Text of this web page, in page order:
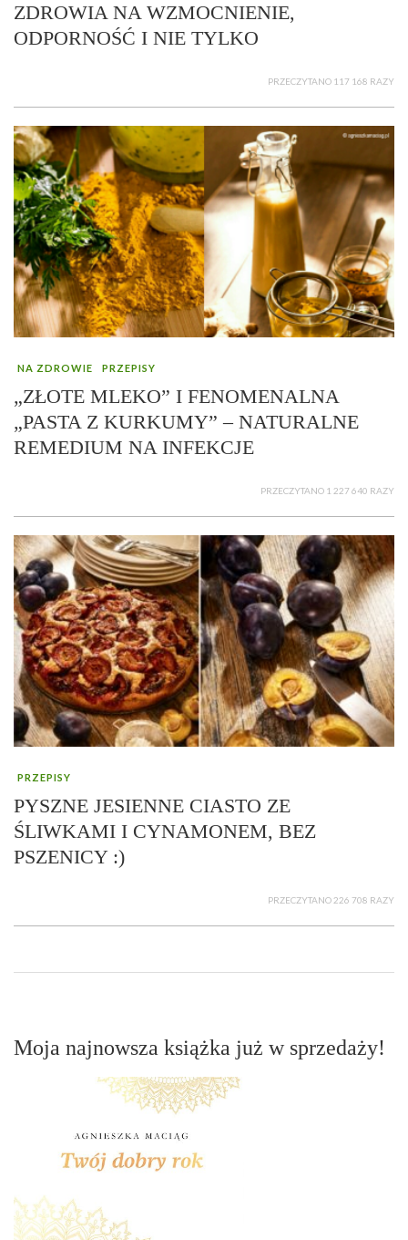
ZDROWIA NA WZMOCNIENIE,
ODPORNOŚĆ I NIE TYLKO
PRZECZYTANO 117 168 RAZY
NA ZDROWIE PRZEPISY
„ZŁOTE MLEKO” I FENOMENALNA
„PASTA Z KURKUMY” – NATURALNE
REMEDIUM NA INFEKCJE
PRZECZYTANO 1 227 640 RAZY
PRZEPISY
PYSZNE JESIENNE CIASTO ZE
ŚLIWKAMI I CYNAMONEM, BEZ
PSZENICY :)
PRZECZYTANO 226 708 RAZY
Moja najnowsza książka już w sprzedaży!